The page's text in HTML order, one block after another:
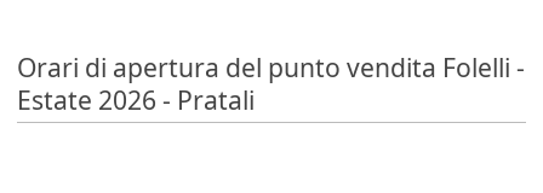
Orari di apertura del punto vendita Folelli -
Estate 2026 - Pratali